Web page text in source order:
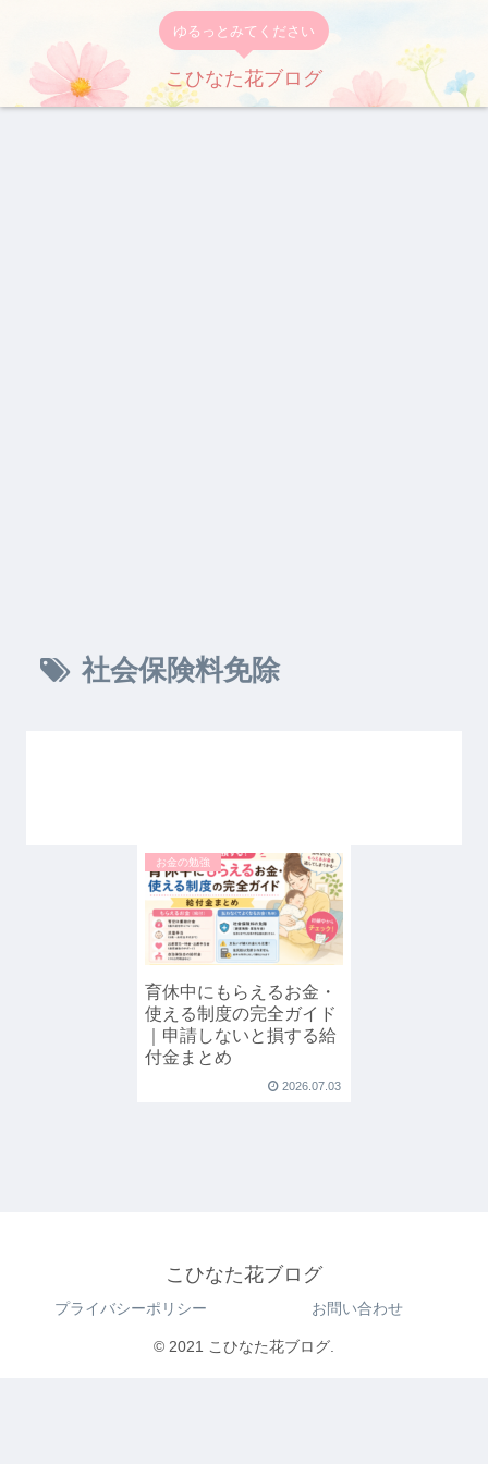
ゆるっとみてください
こひなた花ブログ
社会保険料免除
お金の勉強
育休中にもらえるお金・
使える制度の完全ガイド
｜申請しないと損する給
付金まとめ
2026.07.03
こひなた花ブログ
プライバシーポリシー お問い合わせ
© 2021 こひなた花ブログ.